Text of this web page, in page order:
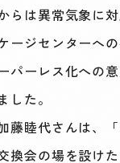
らは異常気象に
ージセンターへ
パーレス化への
した。
藤睦代さんは、
換会の場を設け